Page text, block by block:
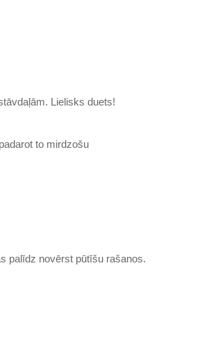
Lielisks duets!
to mirdzošu
palīdz novērst pūtīšu rašanos.